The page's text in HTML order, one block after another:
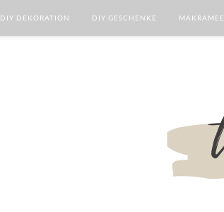
DIY DEKORATION DIY GESCHENKE MAKRAMEE